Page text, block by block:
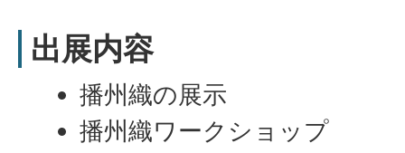
出展内容
播州織の展示
播州織ワークショップ